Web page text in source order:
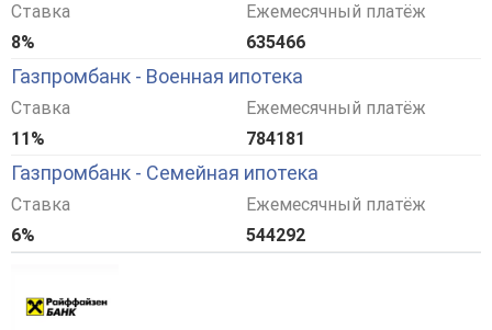
Ставка
8%
Ежемесячный платёж
635466
Газпромбанк - Военная ипотека
Ставка
11%
Ежемесячный платёж
784181
Газпромбанк - Семейная ипотека
Ставка
6%
Ежемесячный платёж
544292